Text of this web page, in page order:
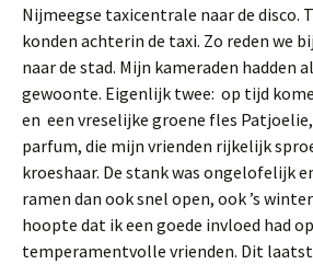
Nijmeegse taxicentrale naar de disco.
konden achterin de taxi. Zo reden we
naar de stad. Mijn kameraden hadden
gewoonte. Eigenlijk twee: op tijd
en een vreselijke groene fles
parfum, die mijn vrienden rijkelijk
kroeshaar. De stank was ongelofelijk
ramen dan ook snel open, ook ’s
hoopte dat ik een goede invloed had
temperamentvolle vrienden. Dit